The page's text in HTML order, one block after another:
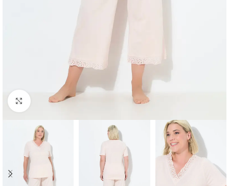
Padidinti